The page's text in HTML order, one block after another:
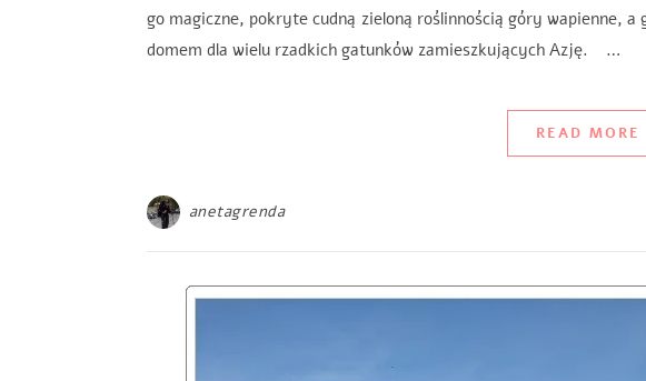
go magiczne, pokryte cudną zieloną roślinnością góry wapienne,
domem dla wielu rzadkich gatunków zamieszkujących Azję. …
READ MORE
anetagrenda